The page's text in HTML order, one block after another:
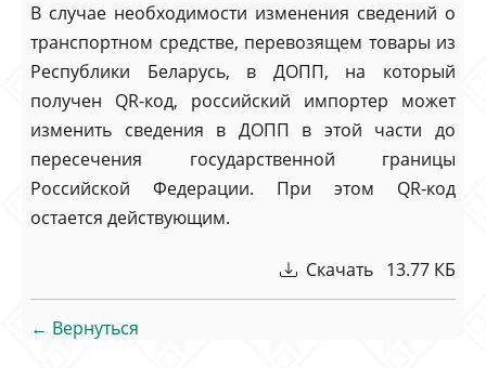
В случае необходимости изменения сведений о
транспортном средстве, перевозящем товары из
Республики Беларусь, в ДОПП, на который
получен QR-код, российский импортер может
изменить сведения в ДОПП в этой части до
пересечения государственной границы
Российской Федерации. При этом QR-код
остается действующим.
Скачать 13.77 КБ
← Вернуться